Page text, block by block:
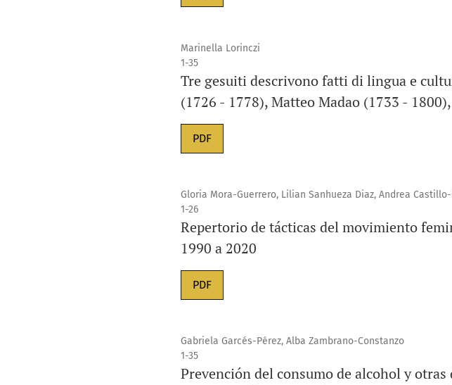
Marinella Lorinczi
1-35
Tre gesuiti descrivono fatti di lingua e
(1726 - 1778), Matteo Madao (1733 -
PDF
Gloria Mora-Guerrero, Lilian Sanhueza Diaz, Andrea
1-26
Repertorio de tácticas del movimiento
1990 a 2020
PDF
Gabriela Garcés-Pérez, Alba Zambrano-Constanzo
1-35
Prevención del consumo de alcohol y